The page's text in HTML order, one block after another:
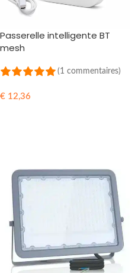
Passerelle intelligente BT
mesh
(1 commentaires)
€ 12,36